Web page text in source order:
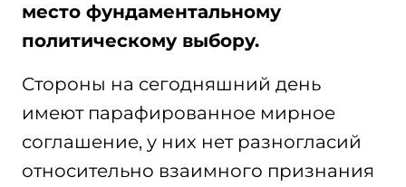
место фундаментальному
политическому выбору.
Стороны на сегодняшний день
имеют парафированное мирное
соглашение, у них нет разногласий
относительно взаимного признания